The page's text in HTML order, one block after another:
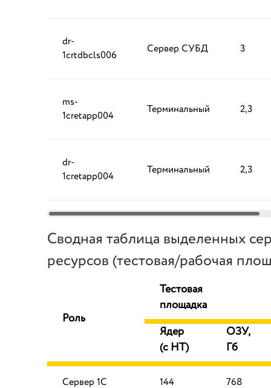
dr-
1crtdbcls006
Сервер СУБД 3
ms-
1cretapp004
Терминальный 2,3
dr-
1cretapp004
Терминальный 2,3
Сводная таблица выделенных
ресурсов (тестовая/рабочая
Роль
Тестовая
площадка
Ядер
(с HT)
ОЗУ,
Гб
Сервер 1С 144 768